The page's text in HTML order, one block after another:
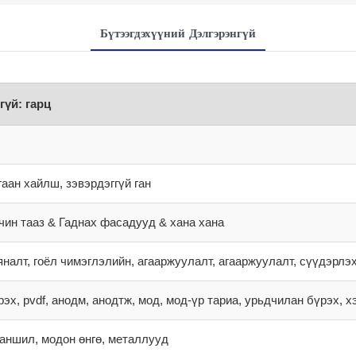
Бүтээгдэхүүний Дэлгэрэнгүй
гарц
хайлш, зэвэрдэггүй ган
тааз & Гаднах фасадууд & хана хана
гоёл чимэглэлийн, агааржуулалт, агааржуулалт, сүүдэрлэх
pvdf, анодм, анодтж, мод, мод-үр тариа, урьдчилан бүрэх,
модон өнгө, металлууд